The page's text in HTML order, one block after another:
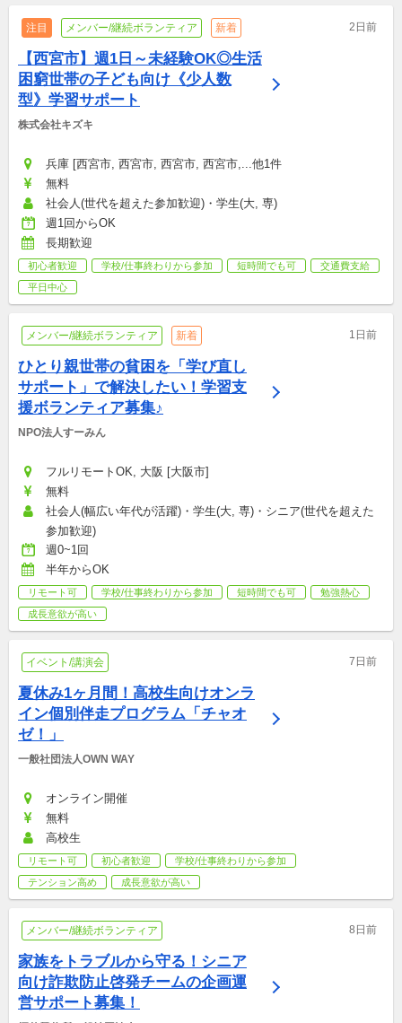
注目 メンバー/継続ボランティア 新着 2日前
【西宮市】週1日～未経験OK◎生活
困窮世帯の子ども向け《少人数
型》学習サポート
株式会社キズキ
兵庫 [西宮市, 西宮市, 西宮市, 西宮市,...他1件
無料
社会人(世代を超えた参加歓迎)・学生(大, 専)
週1回からOK
長期歓迎
初心者歓迎 学校/仕事終わりから参加 短時間でも可
交通費支給
平日中心
メンバー/継続ボランティア 新着 1日前
ひとり親世帯の貧困を「学び直し
サポート」で解決したい！学習支
援ボランティア募集♪
NPO法人すーみん
フルリモートOK, 大阪 [大阪市]
無料
社会人(幅広い年代が活躍)・学生(大, 専)・シニア(世代を超えた
参加歓迎)
週0~1回
半年からOK
リモート可 学校/仕事終わりから参加 短時間でも可
勉強熱心
成長意欲が高い
イベント/講演会 7日前
夏休み1ヶ月間！高校生向けオンラ
イン個別伴走プログラム「チャオ
ゼ！」
一般社団法人OWN WAY
オンライン開催
無料
高校生
リモート可 初心者歓迎
学校/仕事終わりから参加
テンション高め
成長意欲が高い
メンバー/継続ボランティア 8日前
家族をトラブルから守る！シニア
向け詐欺防止啓発チームの企画運
営サポート募集！